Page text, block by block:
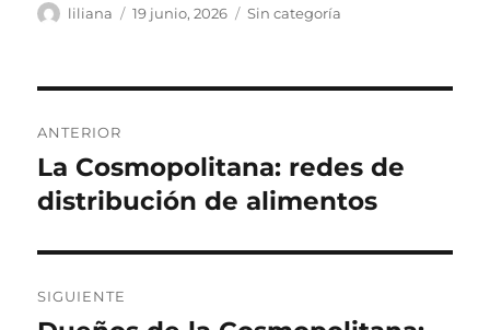
Autor
liliana
Publicado
19 junio, 2026 Categorías
Sin categoría
de
entradas
ANTERIOR
Entrada
anterior:
La Cosmopolitana: redes de
distribución de alimentos
SIGUIENTE